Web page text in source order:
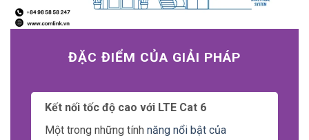
ĐẶC ĐIỂM CỦA GIẢI PHÁP
Kết nối tốc độ cao với LTE Cat 6
Một trong những tính năng nổi bật của